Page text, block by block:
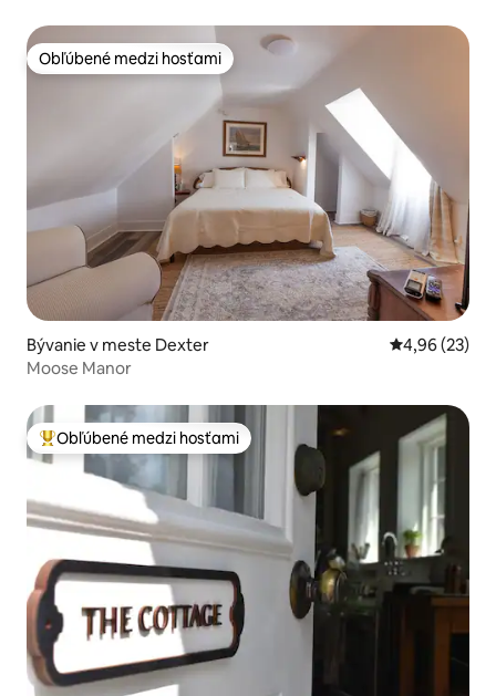
Obľúbené medzi hosťami
Obľúbené medzi hosťami
Bývanie v meste Dexter Priemerné
4,96 (23)
Moose Manor
Najobľúbenejšie medzi hosťami
Obľúbené medzi hosťami